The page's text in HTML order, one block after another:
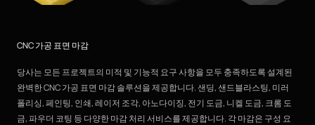
CNC 가공 표면 마감
당사는 모든 프로젝트의 미적 및 기능적 요구 사항을 모두 충족하도록 설계된
완벽한 CNC 가공 표면 마감 솔루션을 제공합니다. 샌딩, 샌드블라스팅, 미러
폴리싱, 페인팅, 인쇄, 레이저 조각, 아노다이징, 전기 도금, 니켈 도금, 크롬 도
금, 파우더 코팅 등 다양한 마감 처리 서비스를 제공합니다. 각 마감은 구성 요